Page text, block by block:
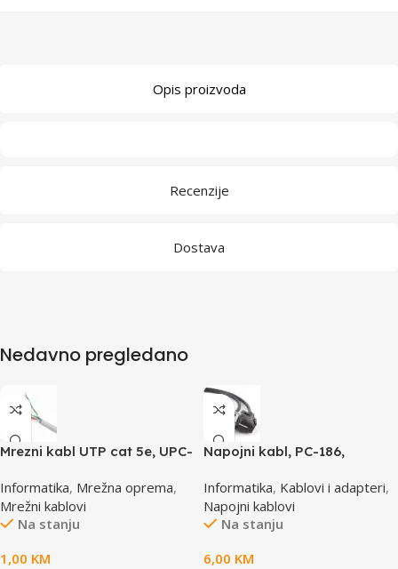
Opis proizvoda
Recenzije
Dostava
Nedavno pregledano
Mrezni kabl UTP cat 5e, UPC-
Informatika, Mrežna oprema,
Mrežni kablovi
Na stanju
1,00 KM
Napojni kabl, PC-186,
Informatika, Kablovi i adapteri,
Napojni kablovi
Na stanju
6,00 KM